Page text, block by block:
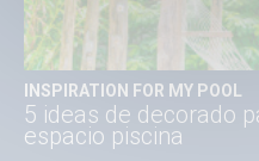
INSPIRATION FOR MY POOL
5 ideas de decorado
espacio piscina